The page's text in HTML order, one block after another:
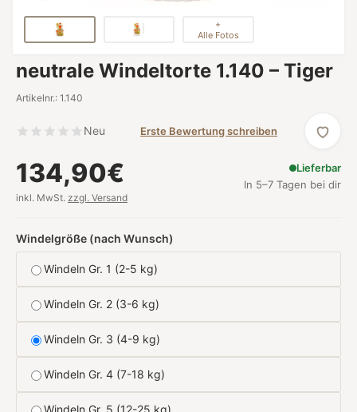
+
Alle Fotos
neutrale Windeltorte 1.140 – Tiger
Artikelnr.: 1.140
Neu Erste Bewertung schreiben
134,90€
inkl. MwSt. zzgl. Versand
Lieferbar
In 5–7 Tagen bei dir
Windelgröße (nach Wunsch)
Windeln Gr. 1 (2-5 kg)
Windeln Gr. 2 (3-6 kg)
Windeln Gr. 3 (4-9 kg)
Windeln Gr. 4 (7-18 kg)
Windeln Gr. 5 (12-25 kg)